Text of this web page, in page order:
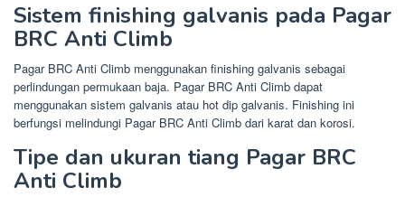
Sistem finishing galvanis pada Pagar
BRC Anti Climb
Pagar BRC Anti Climb menggunakan finishing galvanis sebagai
perlindungan permukaan baja. Pagar BRC Anti Climb dapat
menggunakan sistem galvanis atau hot dip galvanis. Finishing ini
berfungsi melindungi Pagar BRC Anti Climb dari karat dan korosi.
Tipe dan ukuran tiang Pagar BRC
Anti Climb